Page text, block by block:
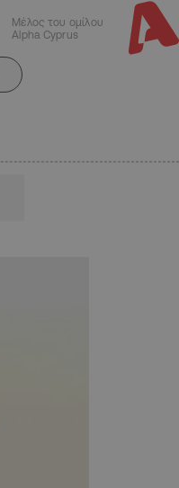
Μέλος του ομίλου
Alpha Cyprus